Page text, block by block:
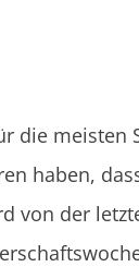
die
haben,
von der